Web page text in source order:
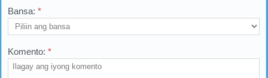
Bansa: *
Komento: *